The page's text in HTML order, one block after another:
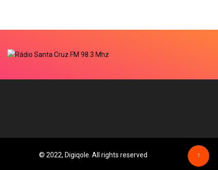
© 2022, Digiqole. All rights reserved ↑